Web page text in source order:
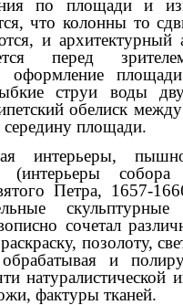
по площади и
что колонны то
и архитектурный
перед
площади
струи воды
обелиск
площади.
интерьеры,
(интерьеры
Петра, 1657-
скульптурные
сочетал
позолоту,
и
натуралистической
фактуры тканей.